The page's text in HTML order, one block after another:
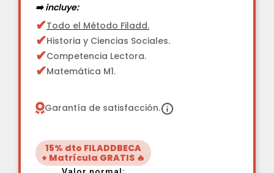
➡️ incluye:
✔Todo el Método Filadd.
✔Historia y Ciencias Sociales.
✔Competencia Lectora.
✔Matemática M1.
Garantía de satisfacción.
15% dto FILADDBECA
+ Matrícula GRATIS 🔥